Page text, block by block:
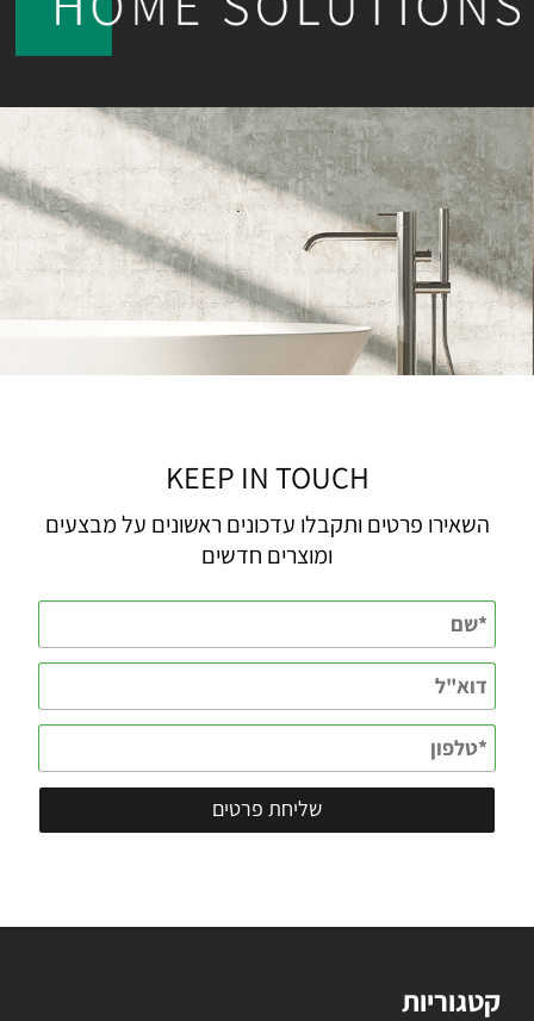
KEEP IN TOUCH
השאירו פרטים ותקבלו עדכונים ראשונים על מבצעים
ומוצרים חדשים
קטגוריות